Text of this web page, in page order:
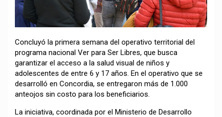
Concluyó la primera semana del operativo territorial del
programa nacional Ver para Ser Libres, que busca
garantizar el acceso a la salud visual de niños y
adolescentes de entre 6 y 17 años. En el operativo que se
desarrolló en Concordia, se entregaron más de 1.000
anteojos sin costo para los beneficiarios.
La iniciativa, coordinada por el Ministerio de Desarrollo